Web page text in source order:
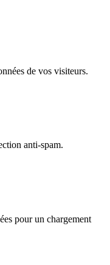
de vos visiteurs.
anti-spam.
pour un chargement